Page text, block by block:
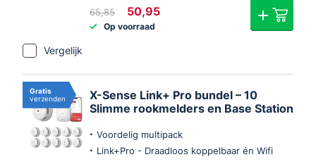
65,85
Oorspronkelijke
prijs
was:
50,95
Op voorraad
Vergelijk
Gratis
verzenden
X-Sense Link+ Pro bundel – 10
Slimme rookmelders en Base Station
Voordelig multipack
Link+Pro - Draadloos koppelbaar én Wifi